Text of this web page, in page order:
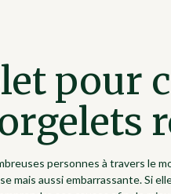
pour
personnes à travers le
mais aussi embarrassante. Si